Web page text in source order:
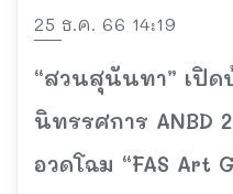
25 ธ.ค. 66 14:19
“สวนสุนันทา” เปิ
นิทรรศการ ANBD
อวดโฉม “FAS Art